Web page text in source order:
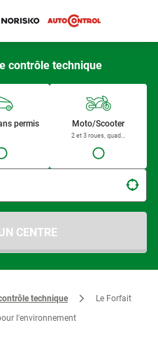
contrôle technique
permis Moto/Scooter
2 et 3 roues, quad...
CENTRE
technique
Le Forfait
l'environnement